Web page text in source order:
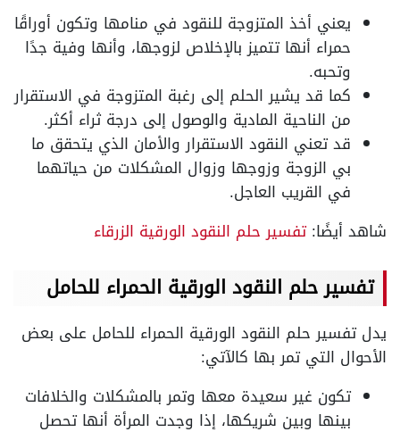
يعني أخذ المتزوجة للنقود في منامها وتكون أوراقًا
حمراء أنها تتميز بالإخلاص لزوجها، وأنها وفية جدًا
وتحبه.
كما قد يشير الحلم إلى رغبة المتزوجة في الاستقرار
من الناحية المادية والوصول إلى درجة ثراء أكثر.
قد تعني النقود الاستقرار والأمان الذي يتحقق ما
بي الزوجة وزوجها وزوال المشكلات من حياتهما
في القريب العاجل.
شاهد أيضًا:تفسير حلم النقود الورقية الزرقاء
تفسير حلم النقود الورقية الحمراء للحامل
يدل تفسير حلم النقود الورقية الحمراء للحامل على بعض
الأحوال التي تمر بها كالآتي:
تكون غير سعيدة معها وتمر بالمشكلات والخلافات
بينها وبين شريكها، إذا وجدت المرأة أنها تحصل